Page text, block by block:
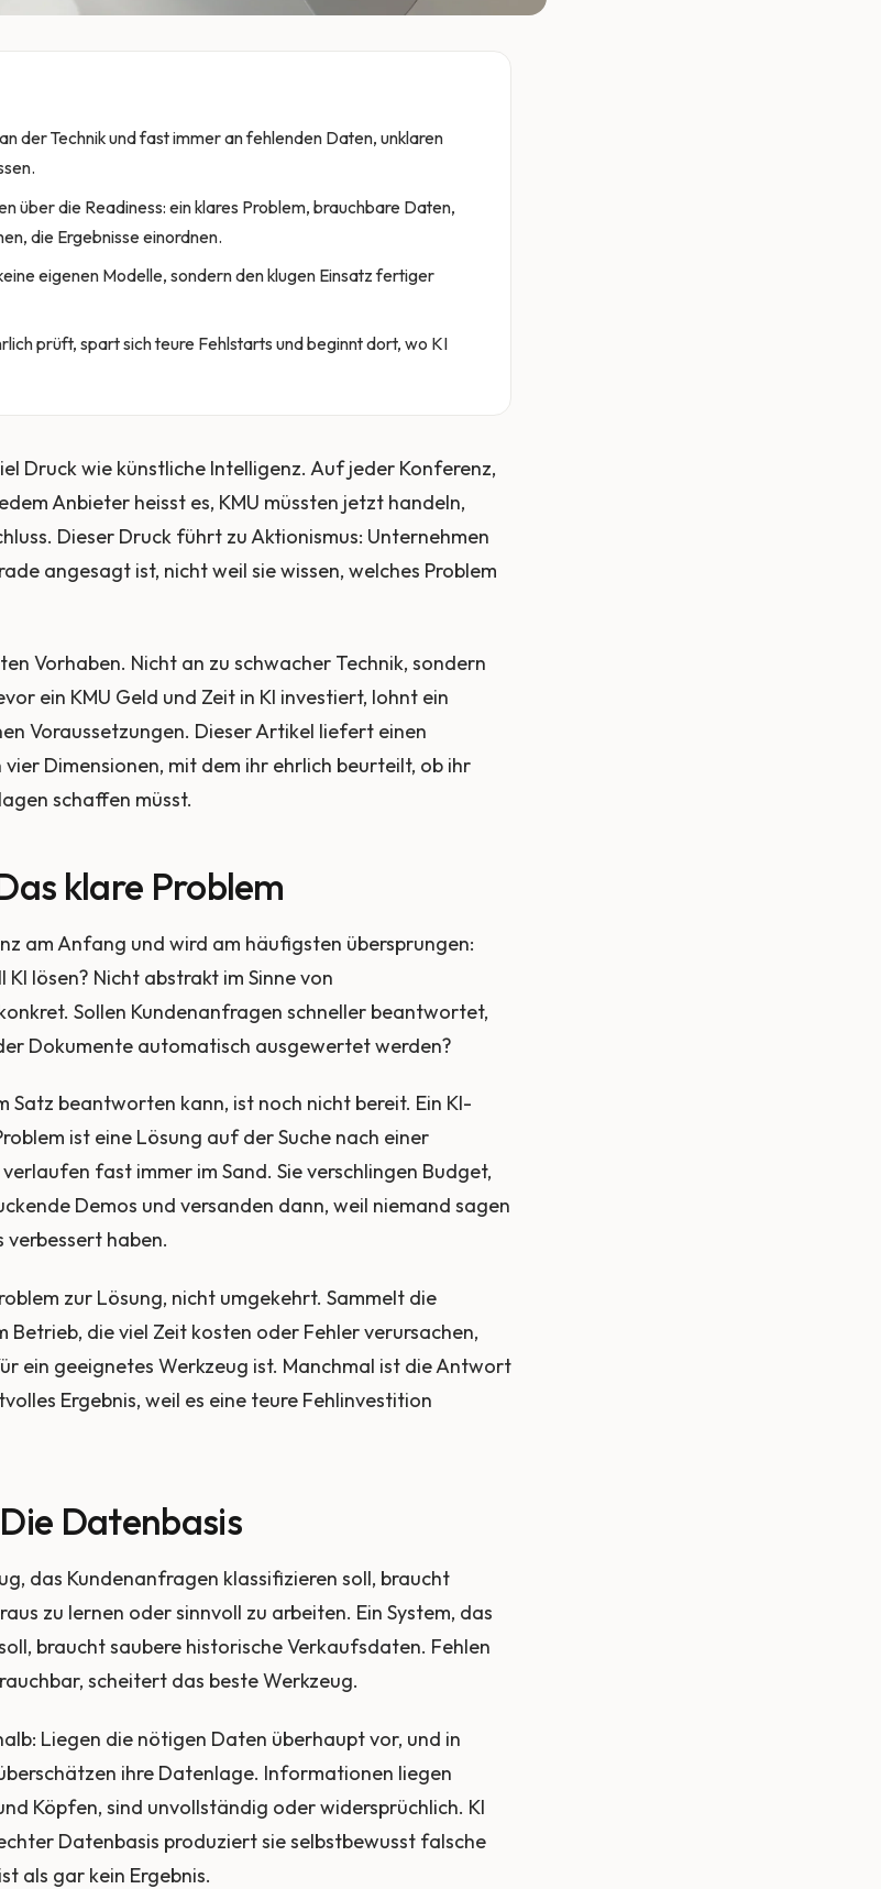
der Technik und fast immer an fehlenden Daten, unklaren
über die Readiness: ein klares Problem, brauchbare Daten,
die Ergebnisse einordnen.
eigenen Modelle, sondern den klugen Einsatz fertiger
prüft, spart sich teure Fehlstarts und beginnt dort, wo KI
Druck wie künstliche Intelligenz. Auf jeder Konferenz,
Anbieter heisst es, KMU müssten jetzt handeln,
Dieser Druck führt zu Aktionismus: Unternehmen
angesagt ist, nicht weil sie wissen, welches Problem
Vorhaben. Nicht an zu schwacher Technik, sondern
ein KMU Geld und Zeit in KI investiert, lohnt ein
Voraussetzungen. Dieser Artikel liefert einen
Dimensionen, mit dem ihr ehrlich beurteilt, ob ihr
schaffen müsst.
klare Problem
am Anfang und wird am häufigsten übersprungen:
lösen? Nicht abstrakt im Sinne von
Sollen Kundenanfragen schneller beantwortet,
Dokumente automatisch ausgewertet werden?
Satz beantworten kann, ist noch nicht bereit. Ein KI-
ist eine Lösung auf der Suche nach einer
fast immer im Sand. Sie verschlingen Budget,
Demos und versanden dann, weil niemand sagen
haben.
zur Lösung, nicht umgekehrt. Sammelt die
Betrieb, die viel Zeit kosten oder Fehler verursachen,
ein geeignetes Werkzeug ist. Manchmal ist die Antwort
Ergebnis, weil es eine teure Fehlinvestition
Datenbasis
das Kundenanfragen klassifizieren soll, braucht
zu lernen oder sinnvoll zu arbeiten. Ein System, das
braucht saubere historische Verkaufsdaten. Fehlen
scheitert das beste Werkzeug.
Liegen die nötigen Daten überhaupt vor, und in
ihre Datenlage. Informationen liegen
Köpfen, sind unvollständig oder widersprüchlich. KI
Datenbasis produziert sie selbstbewusst falsche
als gar kein Ergebnis.